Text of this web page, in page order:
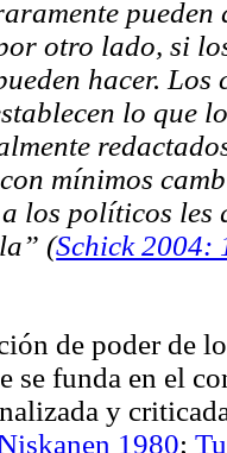
otro lado, si
hacer. Los
lo que
mínimos
los políticos les
(Schick 2004:
de poder de
se funda en el
y
1980;